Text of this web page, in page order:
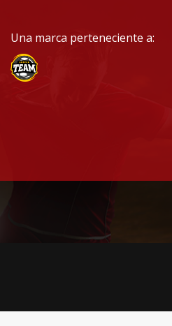
Una marca perteneciente a: